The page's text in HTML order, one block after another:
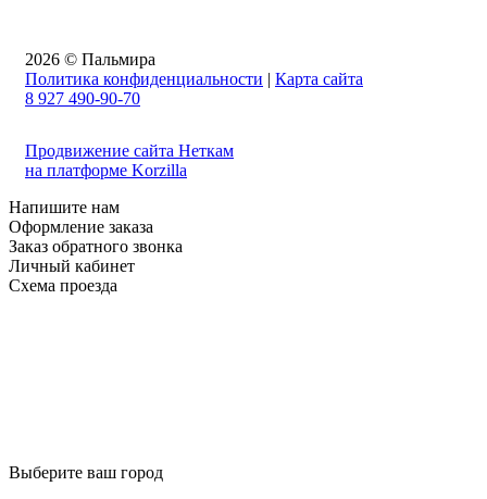
2026 © Пальмира
Политика конфиденциальности | Карта сайта
8 927 490-90-70
Продвижение сайта Неткам
на платформе Korzilla
Напишите нам
Оформление заказа
Заказ обратного звонка
Личный кабинет
Схема проезда
Выберите ваш город